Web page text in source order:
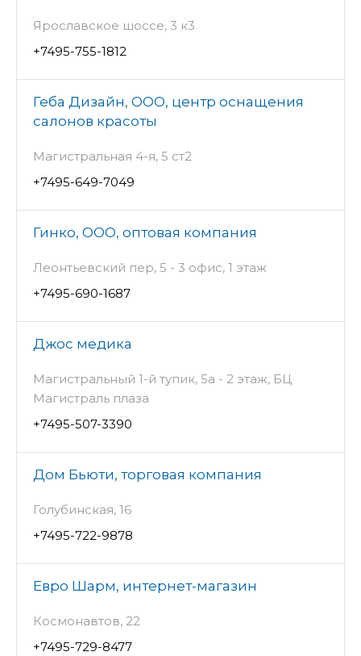
Ярославское шоссе, 3 к3
+7495-755-1812
Геба Дизайн, ООО, центр оснащения
салонов красоты
Магистральная 4-я, 5 ст2
+7495-649-7049
Гинко, ООО, оптовая компания
Леонтьевский пер, 5 - 3 офис, 1 этаж
+7495-690-1687
Джос медика
Магистральный 1-й тупик, 5а - 2 этаж, БЦ
Магистраль плаза
+7495-507-3390
Дом Бьюти, торговая компания
Голубинская, 16
+7495-722-9878
Евро Шарм, интернет-магазин
Космонавтов, 22
+7495-729-8477